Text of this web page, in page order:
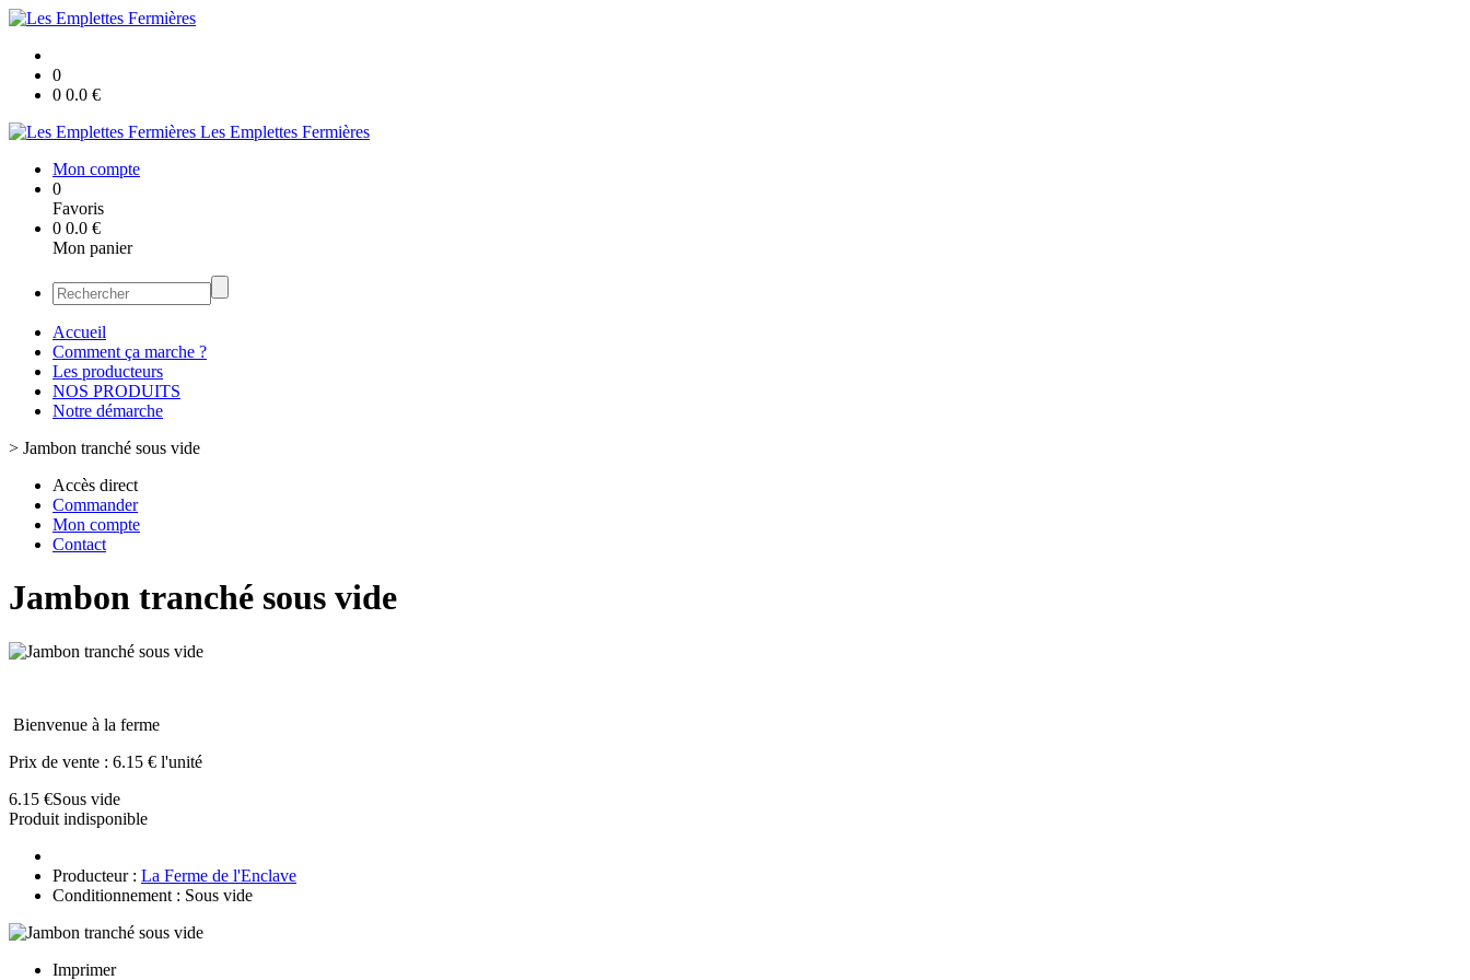
0
0 0.0 €
Les Emplettes Fermières
Mon compte
0
Favoris
0 0.0 €
Mon panier
Accueil
Comment ça marche ?
Les producteurs
NOS PRODUITS
Notre démarche
> Jambon tranché sous vide
Accès direct
Commander
Mon compte
Contact
Jambon tranché sous vide
Bienvenue à la ferme
Prix de vente : 6.15 € l'unité
6.15 €Sous vide
Produit indisponible
Producteur : La Ferme de l'Enclave
Conditionnement : Sous vide
Imprimer